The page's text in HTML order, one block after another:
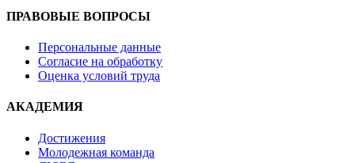
ПРАВОВЫЕ ВОПРОСЫ
Персональные данные
Согласие на обработку
Оценка условий труда
АКАДЕМИЯ
Достижения
Молодежная команда